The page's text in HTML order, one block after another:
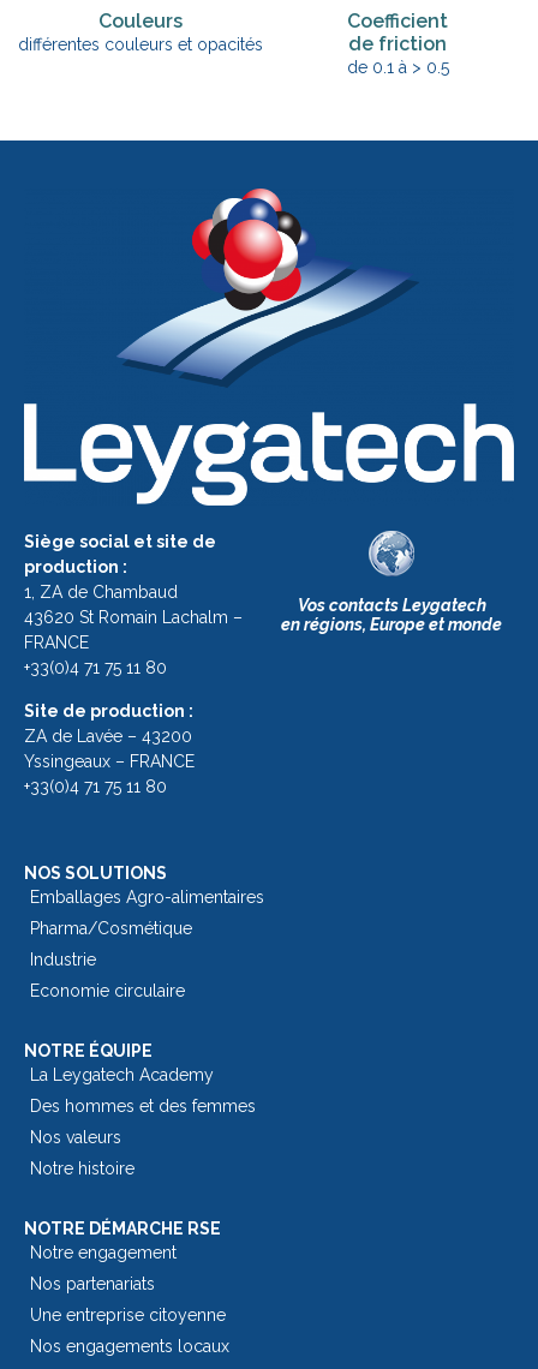
Couleurs
différentes couleurs et opacités
Coefficient
de friction
de 0.1 à > 0.5
Siège social et site de
production :
1, ZA de Chambaud
43620 St Romain Lachalm –
FRANCE
+33(0)4 71 75 11 80
Site de production :
ZA de Lavée – 43200
Yssingeaux – FRANCE
+33(0)4 71 75 11 80
Vos contacts Leygatech
en régions, Europe et monde
NOS SOLUTIONS
Emballages Agro-alimentaires
Pharma/Cosmétique
Industrie
Economie circulaire
NOTRE ÉQUIPE
La Leygatech Academy
Des hommes et des femmes
Nos valeurs
Notre histoire
NOTRE DÉMARCHE RSE
Notre engagement
Nos partenariats
Une entreprise citoyenne
Nos engagements locaux